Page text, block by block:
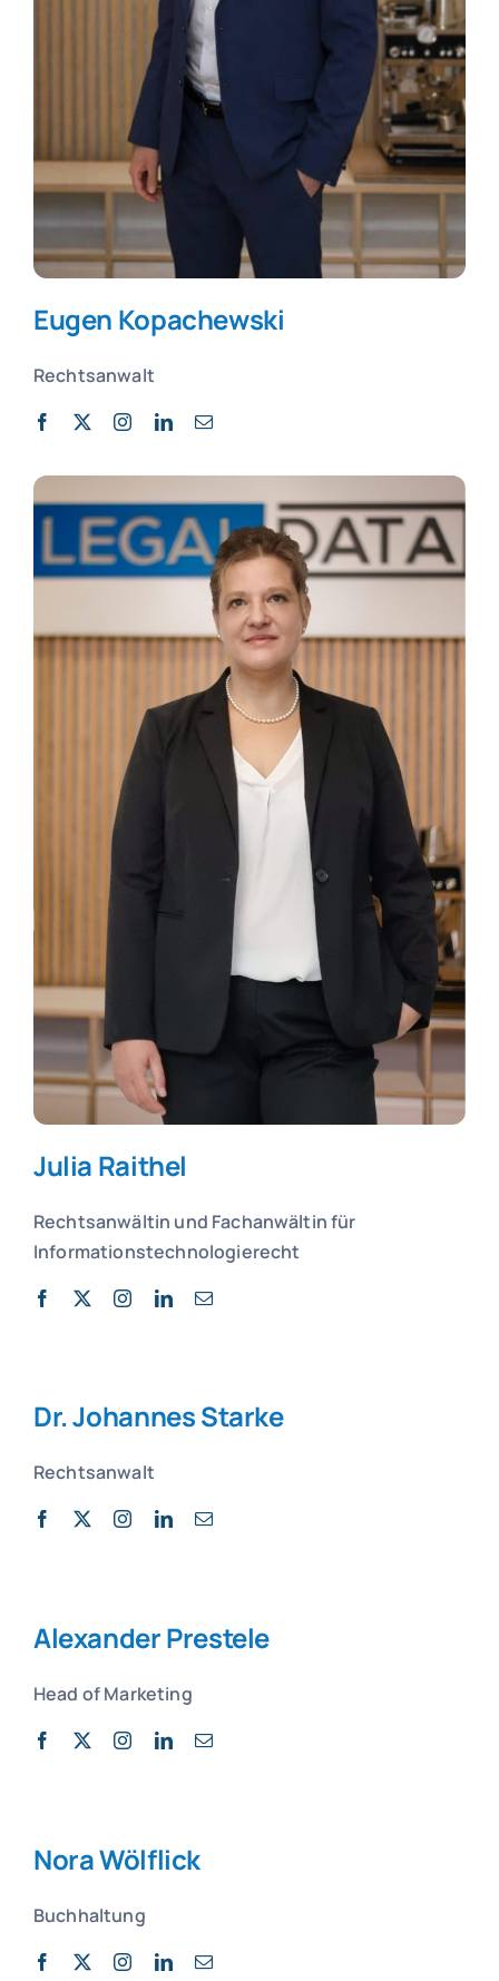
Eugen Kopachewski
Rechtsanwalt
Julia Raithel
Rechtsanwältin und Fachanwältin für
Informationstechnologierecht
Dr. Johannes Starke
Rechtsanwalt
Alexander Prestele
Head of Marketing
Nora Wölflick
Buchhaltung